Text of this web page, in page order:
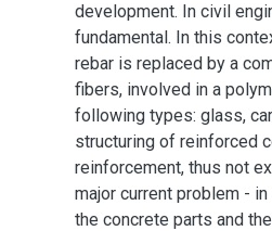
development. In civil
fundamental. In this
rebar is replaced by a
fibers, involved in a
following types: glass,
structuring of reinforced
reinforcement, thus not
major current problem -
the concrete parts and